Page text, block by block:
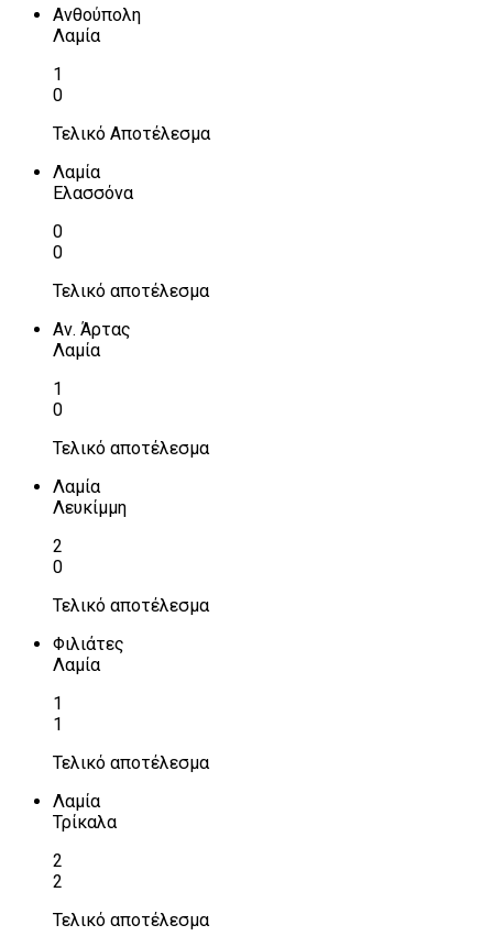
Ανθούπολη
Λαμία
1
0
Τελικό Αποτέλεσμα
Λαμία
Ελασσόνα
0
0
Τελικό αποτέλεσμα
Αν. Άρτας
Λαμία
1
0
Τελικό αποτέλεσμα
Λαμία
Λευκίμμη
2
0
Τελικό αποτέλεσμα
Φιλιάτες
Λαμία
1
1
Τελικό αποτέλεσμα
Λαμία
Τρίκαλα
2
2
Τελικό αποτέλεσμα